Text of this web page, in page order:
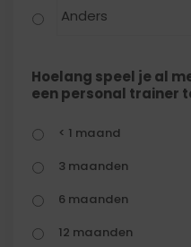
Hoelang speel je al
een personal trainer
< 1 maand
3 maanden
6 maanden
12 maanden